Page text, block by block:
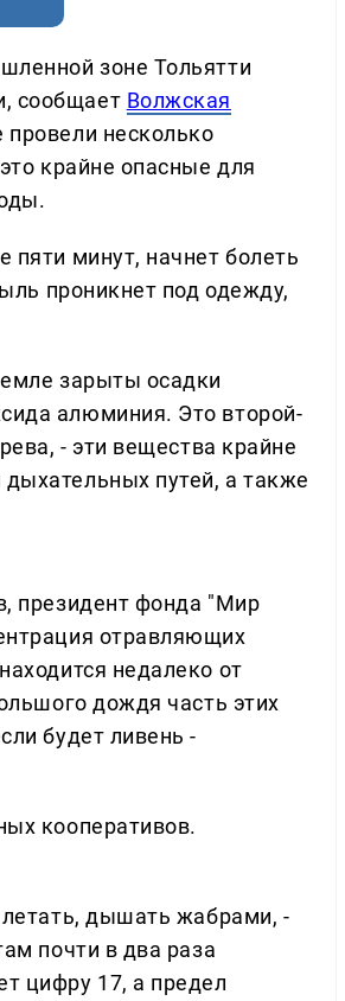
зоне Тольятти
сообщает Волжская
провели несколько
крайне опасные для
пяти минут, начнет болеть
проникнет под одежду,
зарыты осадки
алюминия. Это второй-
- эти вещества крайне
путей, а также
президент фонда "Мир
отравляющих
недалеко от
дождя часть этих
будет ливень -
кооперативов.
дышать жабрами, -
почти в два раза
цифру 17, а предел